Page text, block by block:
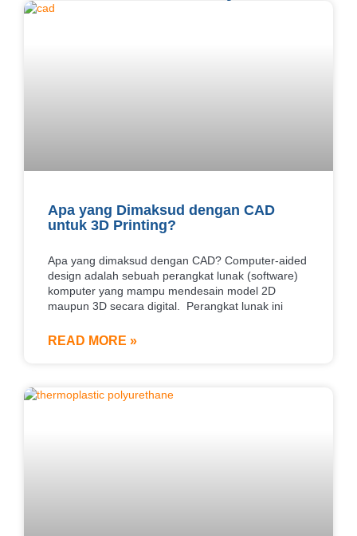
Apa yang Dimaksud dengan CAD
untuk 3D Printing?
Apa yang dimaksud dengan CAD? Computer-aided
design adalah sebuah perangkat lunak (software)
komputer yang mampu mendesain model 2D
maupun 3D secara digital. Perangkat lunak ini
READ MORE »